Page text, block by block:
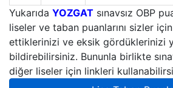
Yukarıda YOZGAT sınavsız OBP
liseler ve taban puanlarını sizler
ettiklerinizi ve eksik gördüklerinizi
bildirebilirsiniz. Bununla birlikte
diğer liseler için linkleri